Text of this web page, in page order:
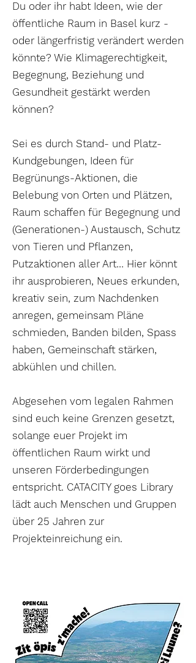
Du oder ihr habt Ideen, wie der
öffentliche Raum in Basel kurz -
oder längerfristig verändert werden
könnte? Wie Klimagerechtigkeit,
Begegnung, Beziehung und
Gesundheit gestärkt werden
können?
Sei es durch Stand- und Platz-
Kundgebungen, Ideen für
Begrünungs-Aktionen, die
Belebung von Orten und Plätzen,
Raum schaffen für Begegnung und
(Generationen-) Austausch, Schutz
von Tieren und Pflanzen,
Putzaktionen aller Art… Hier könnt
ihr ausprobieren, Neues erkunden,
kreativ sein, zum Nachdenken
anregen, gemeinsam Pläne
schmieden, Banden bilden, Spass
haben, Gemeinschaft stärken,
abkühlen und chillen.
Abgesehen vom legalen Rahmen
sind euch keine Grenzen gesetzt,
solange euer Projekt im
öffentlichen Raum wirkt und
unseren Förderbedingungen
entspricht. CATACITY goes Library
lädt auch Menschen und Gruppen
über 25 Jahren zur
Projekteinreichung ein.​​